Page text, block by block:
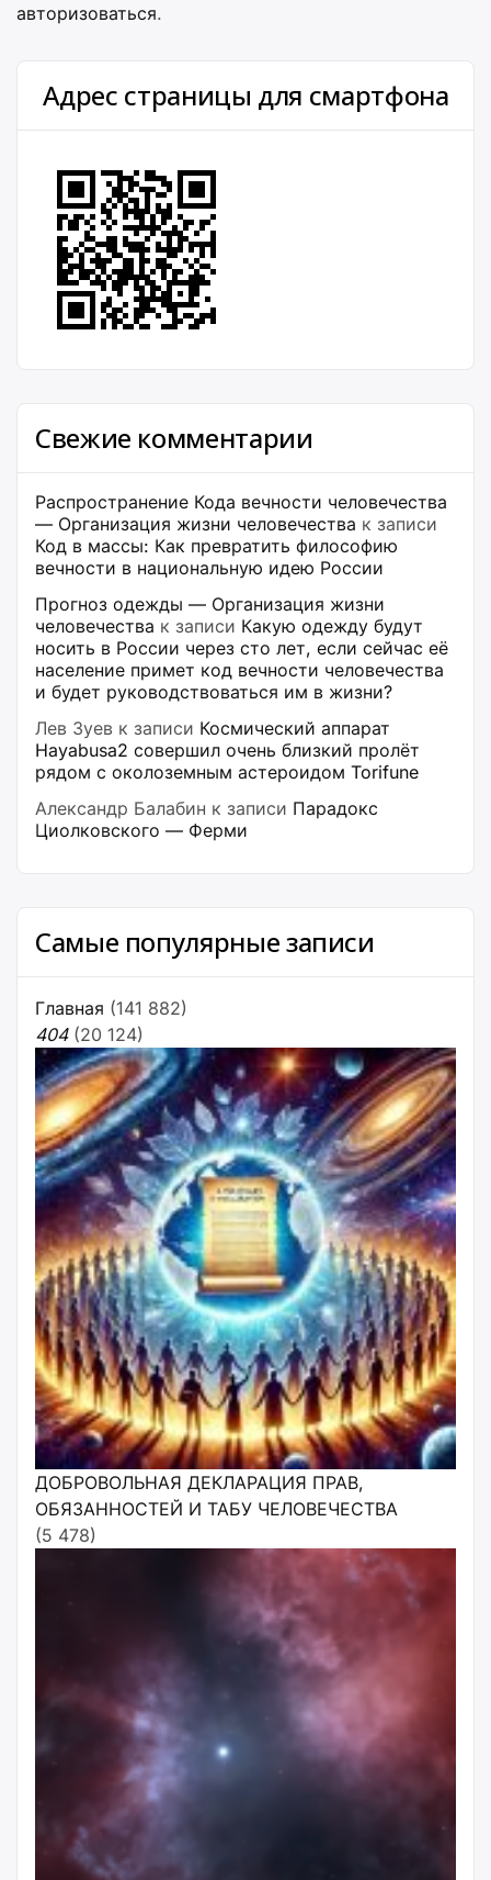
авторизоваться.
Адрес страницы для смартфона
Свежие комментарии
Распространение Кода вечности человечества
— Организация жизни человечества к записи
Код в массы: Как превратить философию
вечности в национальную идею России
Прогноз одежды — Организация жизни
человечества к записи Какую одежду будут
носить в России через сто лет, если сейчас её
население примет код вечности человечества
и будет руководствоваться им в жизни?
Лев Зуев к записи Космический аппарат
Hayabusa2 совершил очень близкий пролёт
рядом с околоземным астероидом Torifune
Александр Балабин к записи Парадокс
Циолковского — Ферми
Самые популярные записи
Главная (141 882)
404 (20 124)
ДОБРОВОЛЬНАЯ ДЕКЛАРАЦИЯ ПРАВ,
ОБЯЗАННОСТЕЙ И ТАБУ ЧЕЛОВЕЧЕСТВА
(5 478)